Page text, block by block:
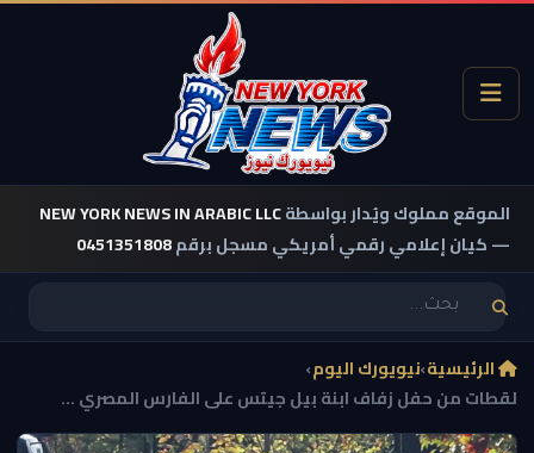
الموقع مملوك ويُدار بواسطةNEW YORK NEWS IN ARABIC LLC
— كيان إعلامي رقمي أمريكي مسجل برقم0451351808
الرئيسية›نيويورك اليوم›
لقطات من حفل زفاف ابنة بيل جيتس على الفارس المصري ...